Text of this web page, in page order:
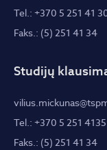
Tel.: +370 5 251 41
Faks.: (5) 251 41 34
Studijų
Tel.: +370 5 251 4135
Faks.: (5) 251 41 34